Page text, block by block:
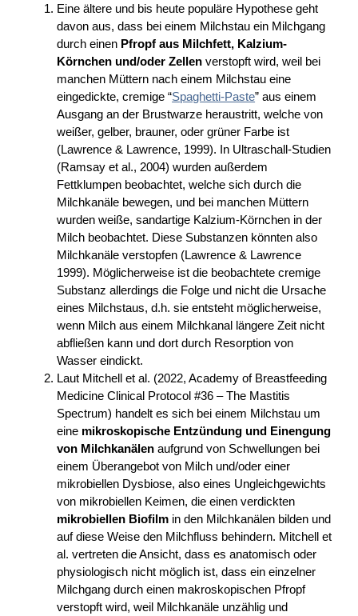
Eine ältere und bis heute populäre Hypothese geht
davon aus, dass bei einem Milchstau ein Milchgang
durch einen Pfropf aus Milchfett, Kalzium-
Körnchen und/oder Zellen verstopft wird, weil bei
manchen Müttern nach einem Milchstau eine
eingedickte, cremige “Spaghetti-Paste” aus einem
Ausgang an der Brustwarze heraustritt, welche von
weißer, gelber, brauner, oder grüner Farbe ist
(Lawrence & Lawrence, 1999). In Ultraschall-Studien
(Ramsay et al., 2004) wurden außerdem
Fettklumpen beobachtet, welche sich durch die
Milchkanäle bewegen, und bei manchen Müttern
wurden weiße, sandartige Kalzium-Körnchen in der
Milch beobachtet. Diese Substanzen könnten also
Milchkanäle verstopfen (Lawrence & Lawrence
1999). Möglicherweise ist die beobachtete cremige
Substanz allerdings die Folge und nicht die Ursache
eines Milchstaus, d.h. sie entsteht möglicherweise,
wenn Milch aus einem Milchkanal längere Zeit nicht
abfließen kann und dort durch Resorption von
Wasser eindickt.
Laut Mitchell et al. (2022, Academy of Breastfeeding
Medicine Clinical Protocol #36 – The Mastitis
Spectrum) handelt es sich bei einem Milchstau um
eine mikroskopische Entzündung und Einengung
von Milchkanälen aufgrund von Schwellungen bei
einem Überangebot von Milch und/oder einer
mikrobiellen Dysbiose, also eines Ungleichgewichts
von mikrobiellen Keimen, die einen verdickten
mikrobiellen Biofilm in den Milchkanälen bilden und
auf diese Weise den Milchfluss behindern. Mitchell et
al. vertreten die Ansicht, dass es anatomisch oder
physiologisch nicht möglich ist, dass ein einzelner
Milchgang durch einen makroskopischen Pfropf
verstopft wird, weil Milchkanäle unzählig und